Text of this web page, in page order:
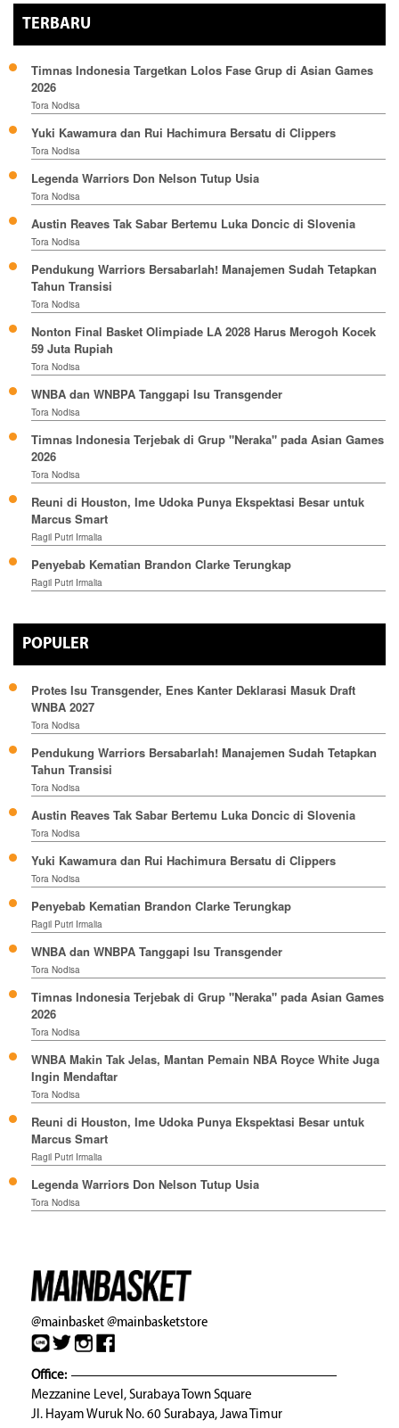
TERBARU
Timnas Indonesia Targetkan Lolos Fase Grup di Asian Games
2026
Tora Nodisa
Yuki Kawamura dan Rui Hachimura Bersatu di Clippers
Tora Nodisa
Legenda Warriors Don Nelson Tutup Usia
Tora Nodisa
Austin Reaves Tak Sabar Bertemu Luka Doncic di Slovenia
Tora Nodisa
Pendukung Warriors Bersabarlah! Manajemen Sudah Tetapkan
Tahun Transisi
Tora Nodisa
Nonton Final Basket Olimpiade LA 2028 Harus Merogoh Kocek
59 Juta Rupiah
Tora Nodisa
WNBA dan WNBPA Tanggapi Isu Transgender
Tora Nodisa
Timnas Indonesia Terjebak di Grup "Neraka" pada Asian Games
2026
Tora Nodisa
Reuni di Houston, Ime Udoka Punya Ekspektasi Besar untuk
Marcus Smart
Ragil Putri Irmalia
Penyebab Kematian Brandon Clarke Terungkap
Ragil Putri Irmalia
POPULER
Protes Isu Transgender, Enes Kanter Deklarasi Masuk Draft
WNBA 2027
Tora Nodisa
Pendukung Warriors Bersabarlah! Manajemen Sudah Tetapkan
Tahun Transisi
Tora Nodisa
Austin Reaves Tak Sabar Bertemu Luka Doncic di Slovenia
Tora Nodisa
Yuki Kawamura dan Rui Hachimura Bersatu di Clippers
Tora Nodisa
Penyebab Kematian Brandon Clarke Terungkap
Ragil Putri Irmalia
WNBA dan WNBPA Tanggapi Isu Transgender
Tora Nodisa
Timnas Indonesia Terjebak di Grup "Neraka" pada Asian Games
2026
Tora Nodisa
WNBA Makin Tak Jelas, Mantan Pemain NBA Royce White Juga
Ingin Mendaftar
Tora Nodisa
Reuni di Houston, Ime Udoka Punya Ekspektasi Besar untuk
Marcus Smart
Ragil Putri Irmalia
Legenda Warriors Don Nelson Tutup Usia
Tora Nodisa
@mainbasket@mainbasketstore
Office:
Mezzanine Level, Surabaya Town Square
Jl. Hayam Wuruk No. 60 Surabaya, Jawa Timur